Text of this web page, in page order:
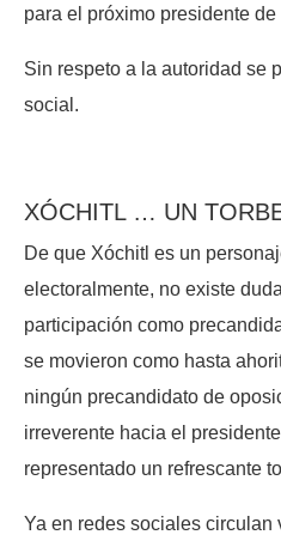
para el próximo presidente
Sin respeto a la autoridad se
social.
XÓCHITL … UN
De que Xóchitl es un
electoralmente, no existe
participación como
se movieron como hasta
ningún precandidato de
irreverente hacia el
representado un refrescante
Ya en redes sociales